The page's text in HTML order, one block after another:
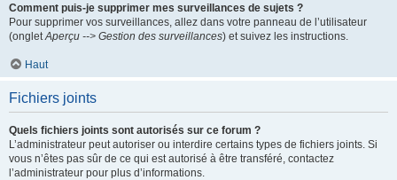
Comment puis-je supprimer mes surveillances de sujets ?
Pour supprimer vos surveillances, allez dans votre panneau de l’utilisateur
(ongletAperçu --> Gestion des surveillances) et suivez les instructions.
Haut
Fichiers joints
Quels fichiers joints sont autorisés sur ce forum ?
L’administrateur peut autoriser ou interdire certains types de fichiers joints. Si
vous n’êtes pas sûr de ce qui est autorisé à être transféré, contactez
l’administrateur pour plus d’informations.